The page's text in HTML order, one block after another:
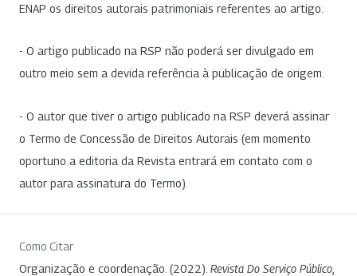
ENAP os direitos autorais patrimoniais referentes ao artigo.
- O artigo publicado na RSP não poderá ser divulgado em
outro meio sem a devida referência à publicação de origem.
- O autor que tiver o artigo publicado na RSP deverá assinar
o Termo de Concessão de Direitos Autorais (em momento
oportuno a editoria da Revista entrará em contato com o
autor para assinatura do Termo).
Como Citar
Organização e coordenação. (2022). Revista Do Serviço Público